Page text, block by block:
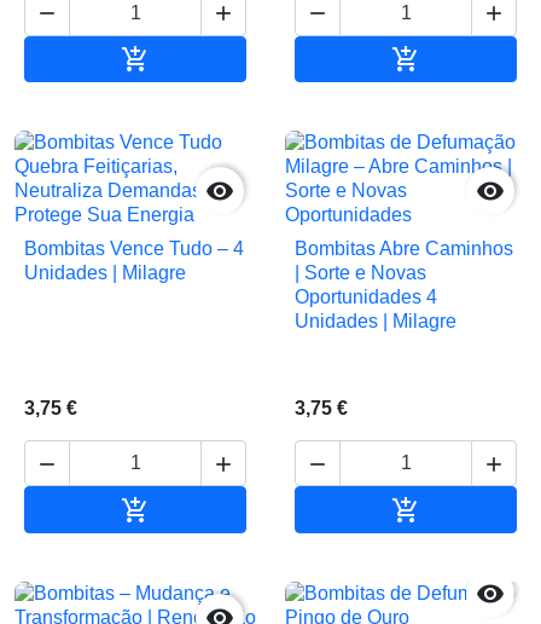
 

 


Bombitas Vence Tudo – 4
Unidades | Milagre
3,75 €
 


Bombitas Abre Caminhos
| Sorte e Novas
Oportunidades 4
Unidades | Milagre
3,75 €
 


